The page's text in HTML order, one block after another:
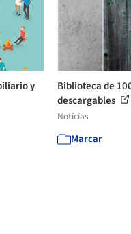
y
Biblioteca de
descargables
Notícias
Marcar